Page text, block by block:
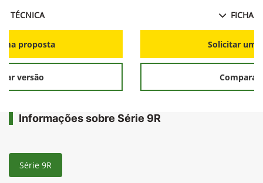
TÉCNICA
proposta
versão
FICHA
Solicitar
Comparar
Informações sobre Série 9R
Série 9R